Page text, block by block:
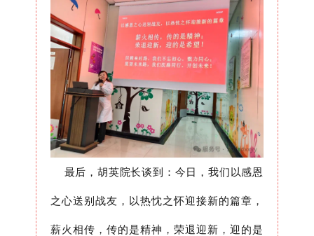
最后，胡英院长谈到：今日，我们以感恩
之心送别战友，以热忱之怀迎接新的篇章，
薪火相传，传的是精神，荣退迎新，迎的是